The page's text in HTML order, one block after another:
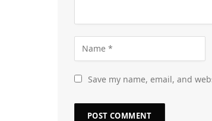
Save my name, email, and